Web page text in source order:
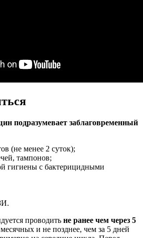
подразумевает заблаговременный
(не менее 2 суток);
тампонов;
гигиены с бактерицидными
проводить не ранее чем через 5
и не позднее, чем за 5 дней